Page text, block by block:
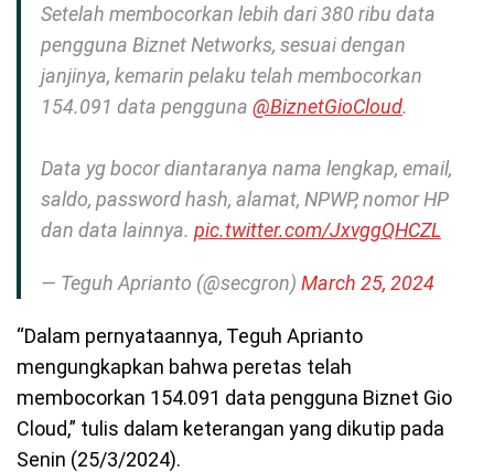
Setelah membocorkan lebih dari 380 ribu data
pengguna Biznet Networks, sesuai dengan
janjinya, kemarin pelaku telah membocorkan
154.091 data pengguna @BiznetGioCloud.
Data yg bocor diantaranya nama lengkap, email,
saldo, password hash, alamat, NPWP, nomor HP
dan data lainnya. pic.twitter.com/JxvggQHCZL
— Teguh Aprianto (@secgron) March 25, 2024
“Dalam pernyataannya, Teguh Aprianto
mengungkapkan bahwa peretas telah
membocorkan 154.091 data pengguna Biznet Gio
Cloud,” tulis dalam keterangan yang dikutip pada
Senin (25/3/2024).